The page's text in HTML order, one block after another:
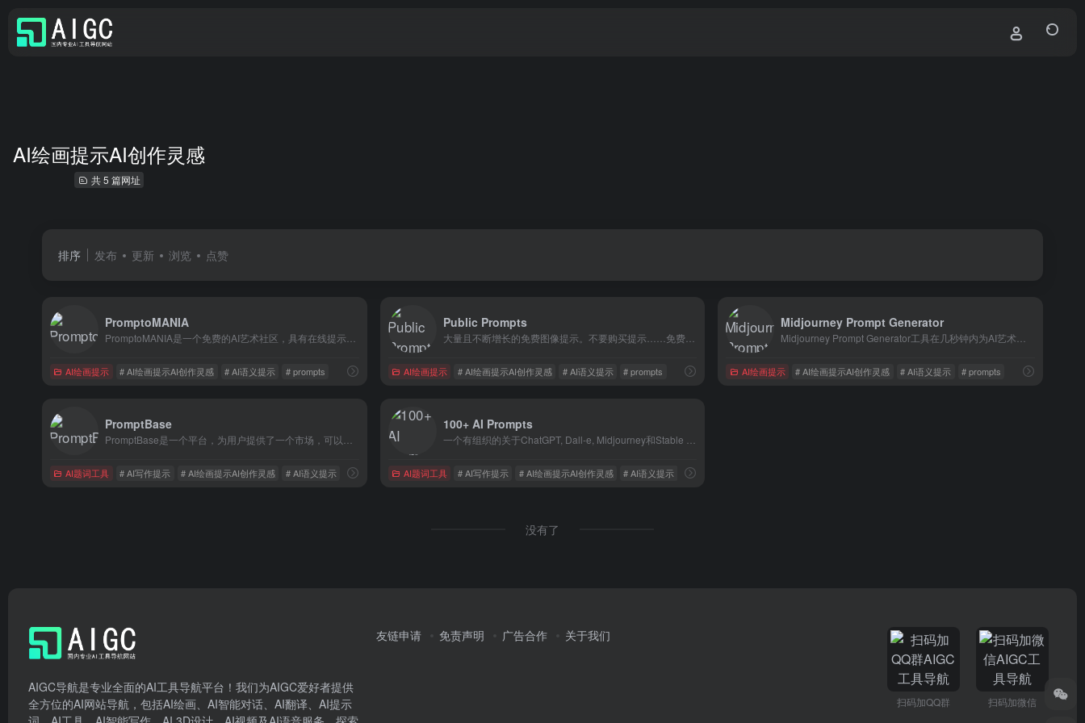
AI绘画提示AI创作灵感
共 5 篇网址
排序 发布 更新 浏览 点赞
PromptoMANIA
AI绘画提示 # AI绘画提示AI创作灵感 # AI语义提示 # prompts
Public Prompts
大量且不断增长的免费图像提示。不要购买提示……免费获取。该网站还包括来自各种模型和嵌入的示例。
AI绘画提示 # AI绘画提示AI创作灵感 # AI语义提示 # prompts
Midjourney Prompt Generator
AI绘画提示 # AI绘画提示AI创作灵感 # AI语义提示 # prompts
PromptBase
AI题词工具 # AI写作提示 # AI绘画提示AI创作灵感 # AI语义提示
100+ AI Prompts
AI题词工具 # AI写作提示 # AI绘画提示AI创作灵感 # AI语义提示
没有了
AIGC导航是专业全面的AI工具导航平台！我们为AIGC爱好者提供
全方位的AI网站导航，包括AI绘画、AI智能对话、AI翻译、AI提示
友链申请 免责声明 广告合作 关于我们
扫码加QQ群 扫码加微信